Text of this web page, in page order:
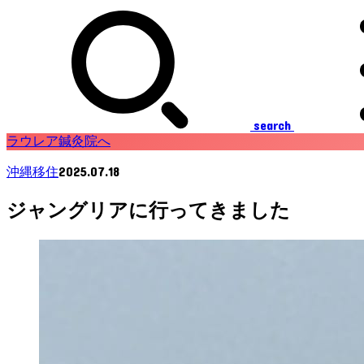
search
ラウレア鍼灸院へ
沖縄移住2025.07.18
ジャングリアに行ってきました